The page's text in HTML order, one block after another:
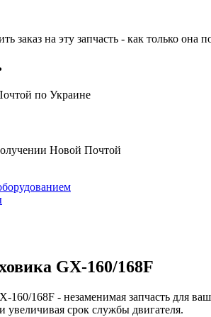
заказ на эту запчасть - как только
по Украине
Новой Почтой
GX-160/168F
160/168F - незаменимая запчасть для
увеличивая срок службы двигателя.